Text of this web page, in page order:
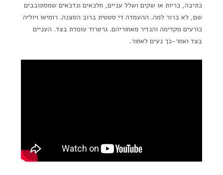
כתיבה, כריות או שקים ושלל עניים, חלכאים ונדכאים שמסתובבים
שם, לא ברור למה. ההעמדה די סטטית ברוב הסצנה. רומיאו ויוליה
כורעים מקדימה והנזיר מאחוריהם. גרטרוד עומדת בצד. העניים
בצד ואחר-כך נעים לאחור.